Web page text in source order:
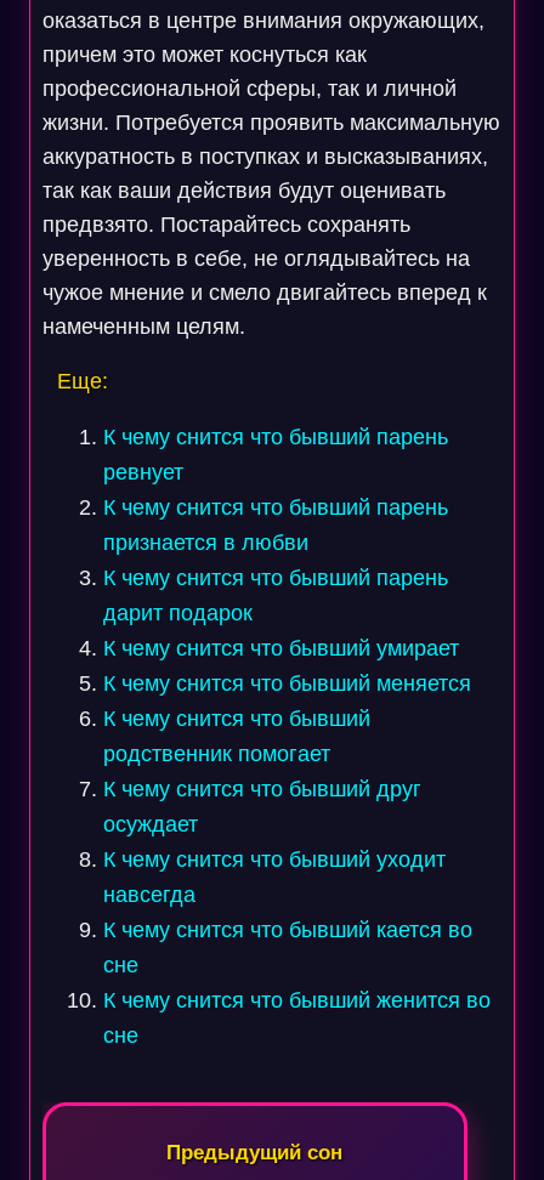
оказаться в центре внимания окружающих,
причем это может коснуться как
профессиональной сферы, так и личной
жизни. Потребуется проявить максимальную
аккуратность в поступках и высказываниях,
так как ваши действия будут оценивать
предвзято. Постарайтесь сохранять
уверенность в себе, не оглядывайтесь на
чужое мнение и смело двигайтесь вперед к
намеченным целям.
Еще:
К чему снится что бывший парень
ревнует
К чему снится что бывший парень
признается в любви
К чему снится что бывший парень
дарит подарок
К чему снится что бывший умирает
К чему снится что бывший меняется
К чему снится что бывший
родственник помогает
К чему снится что бывший друг
осуждает
К чему снится что бывший уходит
навсегда
К чему снится что бывший кается во
сне
К чему снится что бывший женится во
сне
Навигация
Предыдущий сон